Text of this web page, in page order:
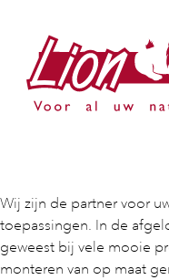
Wij zijn de partner voor
toepassingen. In de
geweest bij vele mooie
monteren van op maat